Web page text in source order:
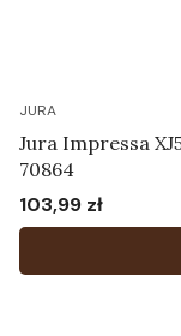
JURA
Jura Impressa
70864
Cena
103,99 zł